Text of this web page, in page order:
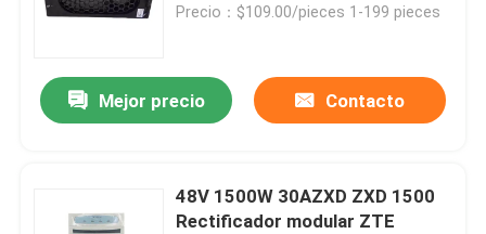
Inicio
R4875
Precio：$109.00/pieces 1-199 pieces
Mejor precio Contacto
48V 1500W 30AZXD ZXD 1500
Rectificador modular ZTE